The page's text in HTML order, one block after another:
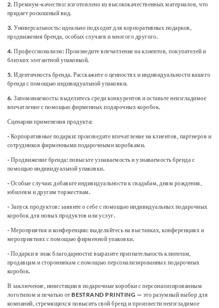
2. Премиум-качество: изготовлено из высококачественных материалов, что
придает роскошный вид.
3. Универсальность: идеально подходит для корпоративных подарков,
продвижения бренда, особых случаев и многого другого.
4. Профессионализм: Произведите впечатление на клиентов, покупателей и
близких элегантной упаковкой.
5. Идентичность бренда. Расскажите о ценностях и индивидуальности вашего
бренда с помощью индивидуальной упаковки.
6. Запоминаемость: выделитесь среди конкурентов и оставьте неизгладимое
впечатление с помощью фирменных подарочных коробок.
Сценарии применения продукта:
- Корпоративные подарки: произведите впечатление на клиентов, партнеров и
сотрудников фирменными подарочными коробками.
- Продвижение бренда: повысьте узнаваемость и узнаваемость бренда с
помощью индивидуальной упаковки.
- Особые случаи: добавьте индивидуальности к свадьбам, дням рождения,
юбилеям и другим торжествам.
- Запуск продуктов: заявите о себе с помощью индивидуальных подарочных
коробок для новых продуктов или услуг.
- Мероприятия и конференции: выделяйтесь на выставках, конференциях и
мероприятиях с помощью фирменной упаковки.
- Подарки в знак благодарности: выразите признательность клиентам,
продавцам и сторонникам с помощью персонализированных подарочных
коробок.
В заключение, инвестиции в подарочные коробки с персонализированным
логотипом и печатью от BESTRAND PRINTING — это разумный выбор для
компаний, стремящихся повысить свой бренд и произвести неизгладимое